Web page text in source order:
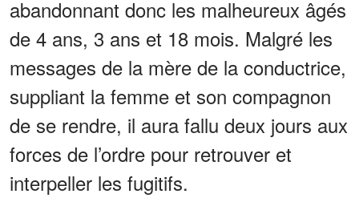
abandonnant donc les malheureux âgés
de 4 ans, 3 ans et 18 mois. Malgré les
messages de la mère de la conductrice,
suppliant la femme et son compagnon
de se rendre, il aura fallu deux jours aux
forces de l’ordre pour retrouver et
interpeller les fugitifs.